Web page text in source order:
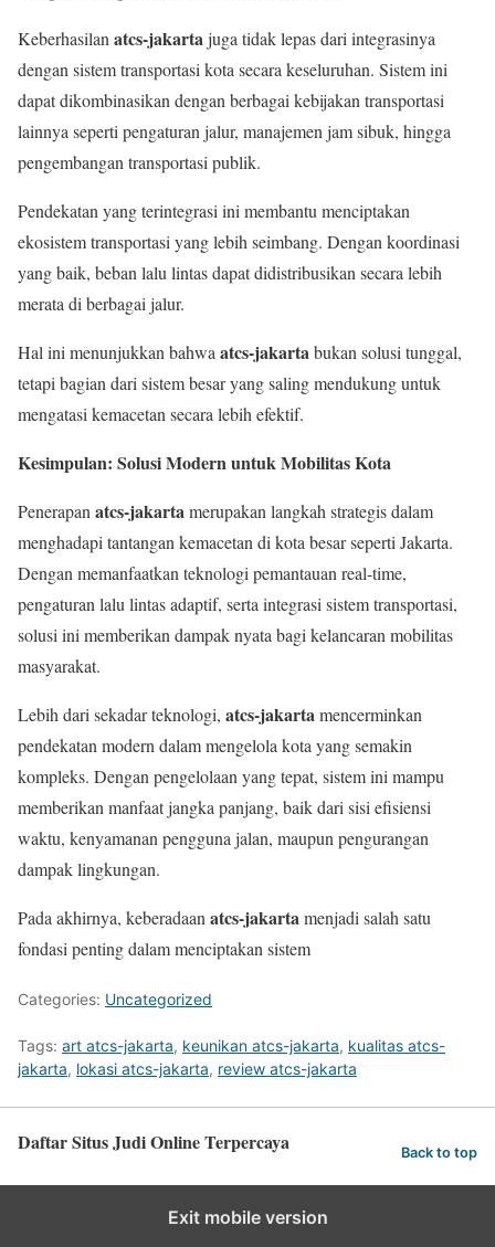
Keberhasilan atcs-jakarta juga tidak lepas dari integrasinya
dengan sistem transportasi kota secara keseluruhan. Sistem ini
dapat dikombinasikan dengan berbagai kebijakan transportasi
lainnya seperti pengaturan jalur, manajemen jam sibuk, hingga
pengembangan transportasi publik.
Pendekatan yang terintegrasi ini membantu menciptakan
ekosistem transportasi yang lebih seimbang. Dengan koordinasi
yang baik, beban lalu lintas dapat didistribusikan secara lebih
merata di berbagai jalur.
Hal ini menunjukkan bahwa atcs-jakarta bukan solusi tunggal,
tetapi bagian dari sistem besar yang saling mendukung untuk
mengatasi kemacetan secara lebih efektif.
Kesimpulan: Solusi Modern untuk Mobilitas Kota
Penerapan atcs-jakarta merupakan langkah strategis dalam
menghadapi tantangan kemacetan di kota besar seperti Jakarta.
Dengan memanfaatkan teknologi pemantauan real-time,
pengaturan lalu lintas adaptif, serta integrasi sistem transportasi,
solusi ini memberikan dampak nyata bagi kelancaran mobilitas
masyarakat.
Lebih dari sekadar teknologi, atcs-jakarta mencerminkan
pendekatan modern dalam mengelola kota yang semakin
kompleks. Dengan pengelolaan yang tepat, sistem ini mampu
memberikan manfaat jangka panjang, baik dari sisi efisiensi
waktu, kenyamanan pengguna jalan, maupun pengurangan
dampak lingkungan.
Pada akhirnya, keberadaan atcs-jakarta menjadi salah satu
fondasi penting dalam menciptakan sistem
Categories: Uncategorized
Tags: art atcs-jakarta, keunikan atcs-jakarta, kualitas atcs-
jakarta, lokasi atcs-jakarta, review atcs-jakarta
Daftar Situs Judi Online Terpercaya Back to top
Exit mobile version